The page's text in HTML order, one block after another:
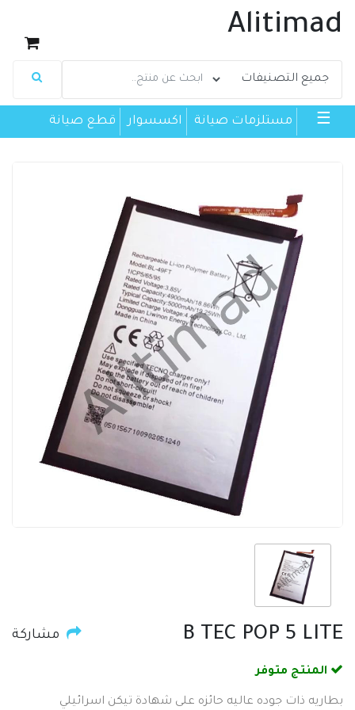
Alitimad
☰ مستلزمات صيانة اكسسوار قطع صيانة
B TEC POP 5 LITE مشاركة
المنتج متوفر
بطاريه ذات جوده عاليه حائزه على شهادة تيكن اسرائيلي